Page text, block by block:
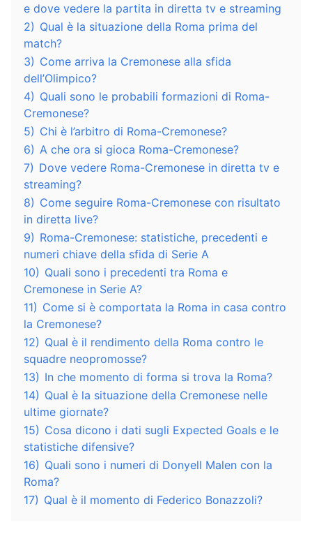
e dove vedere la partita in diretta tv e streaming
2) Qual è la situazione della Roma prima del
match?
3) Come arriva la Cremonese alla sfida
dell’Olimpico?
4) Quali sono le probabili formazioni di Roma-
Cremonese?
5) Chi è l’arbitro di Roma-Cremonese?
6) A che ora si gioca Roma-Cremonese?
7) Dove vedere Roma-Cremonese in diretta tv e
streaming?
8) Come seguire Roma-Cremonese con risultato
in diretta live?
9) Roma-Cremonese: statistiche, precedenti e
numeri chiave della sfida di Serie A
10) Quali sono i precedenti tra Roma e
Cremonese in Serie A?
11) Come si è comportata la Roma in casa contro
la Cremonese?
12) Qual è il rendimento della Roma contro le
squadre neopromosse?
13) In che momento di forma si trova la Roma?
14) Qual è la situazione della Cremonese nelle
ultime giornate?
15) Cosa dicono i dati sugli Expected Goals e le
statistiche difensive?
16) Quali sono i numeri di Donyell Malen con la
Roma?
17) Qual è il momento di Federico Bonazzoli?